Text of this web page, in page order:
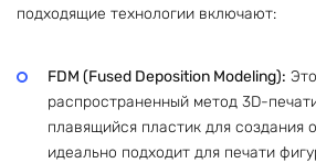
подходящие технологии включают:
FDM (Fused Deposition Modeling):
распространенный метод 3D-
плавящийся пластик для создания
идеально подходит для печати